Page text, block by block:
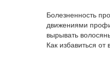
Болезненность
движениями
вырывать
Как избавиться